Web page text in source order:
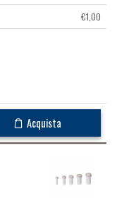
€1,00
Acquista